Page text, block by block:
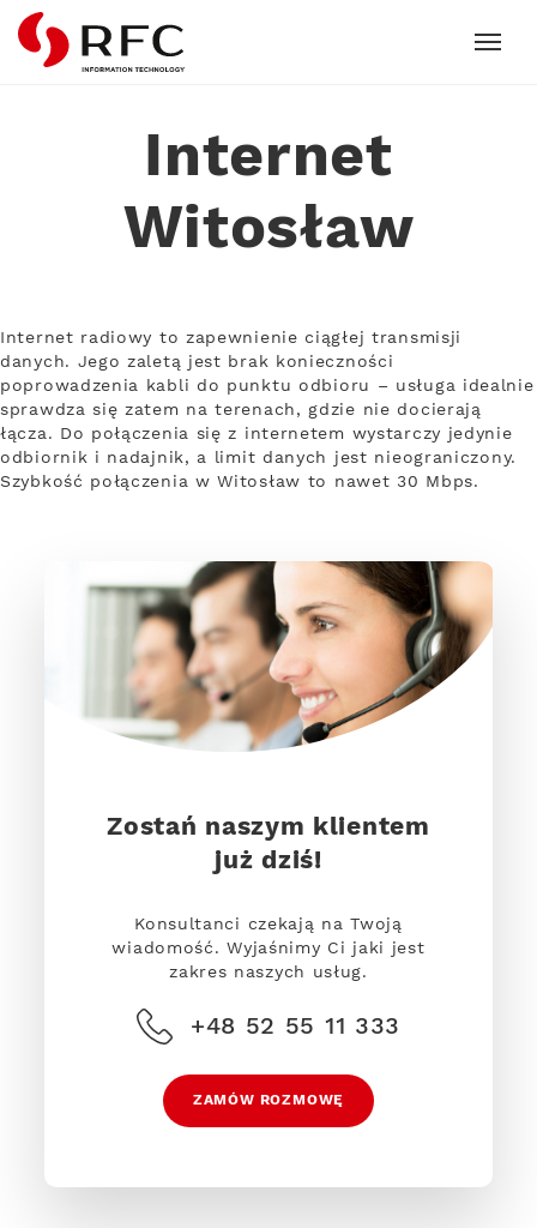
RFC
Internet
Witosław
Internet radiowy to zapewnienie ciągłej transmisji
danych. Jego zaletą jest brak konieczności
poprowadzenia kabli do punktu odbioru – usługa idealnie
sprawdza się zatem na terenach, gdzie nie docierają
łącza. Do połączenia się z internetem wystarczy jedynie
odbiornik i nadajnik, a limit danych jest nieograniczony.
Szybkość połączenia w Witosław to nawet 30 Mbps.
Zostań naszym klientem
już dziś!
Konsultanci czekają na Twoją
wiadomość. Wyjaśnimy Ci jaki jest
zakres naszych usług.
+48 52 55 11 333
ZAMÓW ROZMOWĘ